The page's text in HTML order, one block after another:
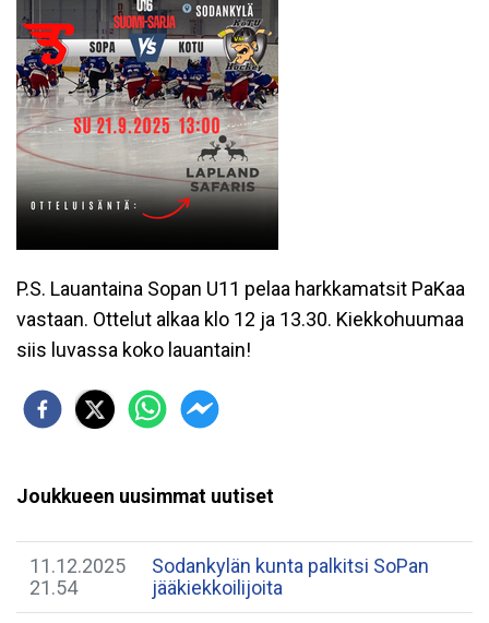
P.S. Lauantaina Sopan U11 pelaa harkkamatsit PaKaa
vastaan. Ottelut alkaa klo 12 ja 13.30. Kiekkohuumaa
siis luvassa koko lauantain!
Joukkueen uusimmat uutiset
11.12.2025
21.54
Sodankylän kunta palkitsi SoPan
jääkiekkoilijoita